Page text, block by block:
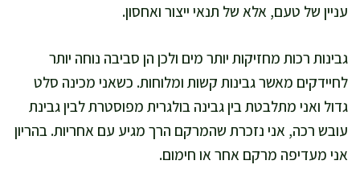
עניין של טעם, אלא של תנאי ייצור ואחסון.
גבינות רכות מחזיקות יותר מים ולכן הן סביבה נוחה יותר
לחיידקים מאשר גבינות קשות ומלוחות. כשאני מכינה סלט
גדול ואני מתלבטת בין גבינה בולגרית מפוסטרת לבין גבינת
עובש רכה, אני נזכרת שהמרקם הרך מגיע עם אחריות. בהריון
אני מעדיפה מרקם אחר או חימום.